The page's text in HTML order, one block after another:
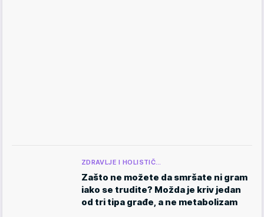
ZDRAVLJE I HOLISTIČ…
Zašto ne možete da smršate ni gram
iako se trudite? Možda je kriv jedan
od tri tipa građe, a ne metabolizam